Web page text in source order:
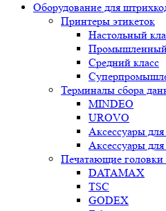
Оборудование для
Принтеры этикеток
Настольный
Промышленный
Средний класс
Терминалы сбора
MINDEO
UROVO
Аксессуары
Аксессуары
Печатающие головки
DATAMAX
TSC
GODEX